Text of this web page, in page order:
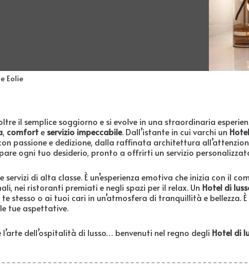
Eolie
il semplice soggiorno e si evolve in una straordinaria
, comforte servizio impeccabile. Dall’istante in cui varchi un
passione e dedizione, dalla raffinata architettura
ogni tuo desiderio, pronto a offrirti un servizio
di alta classe. È un’esperienza emotiva che inizia con il
nei ristoranti premiati e negli spazi per il relax. Un Hotel di
stesso o ai tuoi cari in un’atmosfera di tranquillità e bellezza.
tue aspettative.
dell’ospitalità di lusso… benvenuti nel regno degli Hotel di